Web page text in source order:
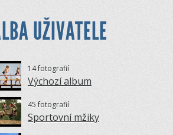
UŽIVATELE
14 fotografií
Výchozí album
45 fotografií
Sportovní mžiky